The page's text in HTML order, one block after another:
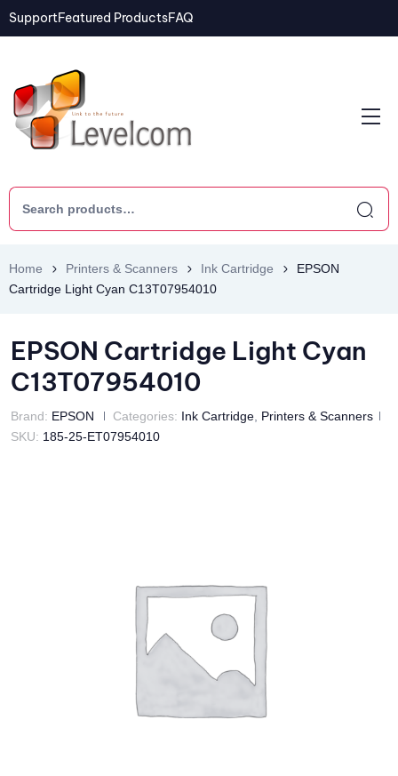
SupportFeatured ProductsFAQ
Home Printers & Scanners Ink Cartridge
EPSON
Cartridge Light Cyan C13T07954010
EPSON Cartridge Light Cyan
C13T07954010
Brand: EPSON Categories: Ink Cartridge Printers & Scanners
SKU: 185-25-ET07954010